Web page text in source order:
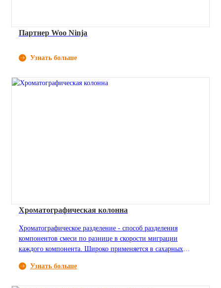
Партнер Woo Ninja
Узнать больше
Хроматографическая колонна
Хроматографическое разделение - способ разделения
компонентов смеси по разнице в скорости миграции
каждого компонента. Широко применяется в сахарных
отраслях промышленности.
Узнать больше